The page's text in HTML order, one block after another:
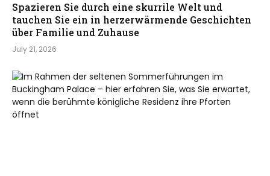
Spazieren Sie durch eine skurrile Welt und
tauchen Sie ein in herzerwärmende Geschichten
über Familie und Zuhause
July 21, 2026